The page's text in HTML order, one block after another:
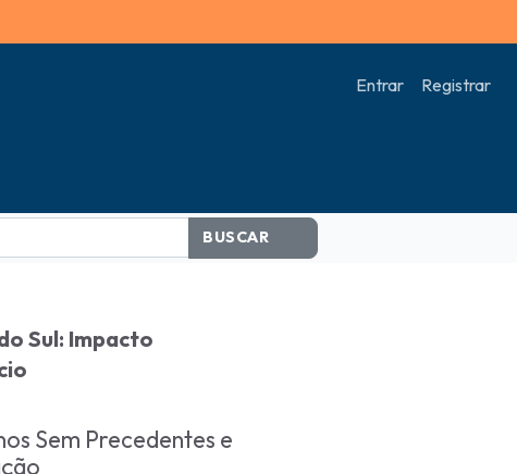
Entrar Registrar
BUSCAR
Sul: Impacto
Sem Precedentes e